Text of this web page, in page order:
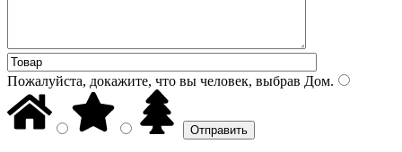
Пожалуйста, докажите, что вы человек, выбрав Дом.